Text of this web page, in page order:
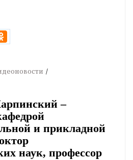
–
и прикладной
наук, профессор